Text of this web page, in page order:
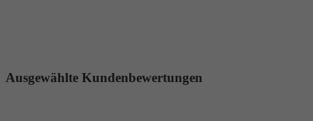
Ausgewählte Kundenbewertungen